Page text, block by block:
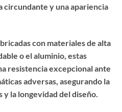
y una apariencia
con materiales de alta
o el aluminio, estas
resistencia excepcional ante
adversas, asegurando la
la longevidad del diseño.